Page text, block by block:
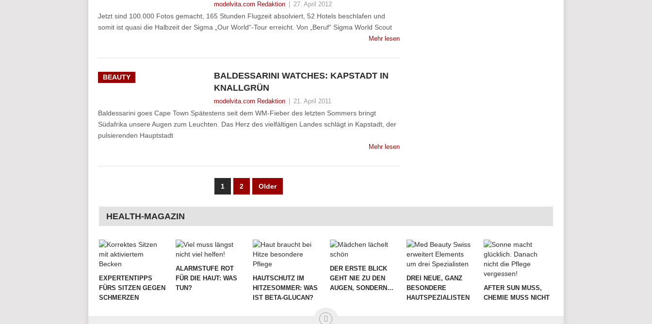
modelvita.com Redaktion 27. April 2012
Jetzt sind 100.000 Fotos gemacht, 165 Stunden Flugzeit absolviert, 52 Hotels beschlafen und
somit ist quasi die Halbzeit der Sigma „Our World“-Tour erreicht. Von „Beruf“ Sigma World Scout
Mehr lesen
BEAUTY
BALDESSARINI WATCHES: KAPSTADT IN
KNALLGRÜN
modelvita.com Redaktion 21. April 2011
Baldessarini goes Cape Town Spätestens seit dem WM-Fieber des letzten Sommers bringt
Südafrika unsere Augen zum Leuchten. Das Herz des vielfältigen Landes schlägt in Kapstadt, der
pulsierenden Hauptstadt
Mehr lesen
SEITENNUMMERIERUNG
BEITRÄGE
1 2 Older
HEALTH-MAGAZIN
EXPERTENTIPPS
FÜRS SITZEN GEGEN
SCHMERZEN
ALARMSTUFE ROT
FÜR DIE HAUT: WAS
TUN?
HAUTSCHUTZ IM
HITZESOMMER: WAS
IST BETA-GLUCAN?
DER ERSTE BLICK
GEHT NIE ZU DEN
AUGEN, SONDERN…
DREI NEUE, GANZ
BESONDERE
HAUTSPEZIALISTEN
AFTER SUN MUSS,
CHEMIE MUSS NICHT